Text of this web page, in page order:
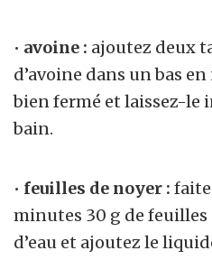
• avoine : ajoutez deux
d’avoine dans un bas
bien fermé et laissez-le
bain.
• feuilles de noyer :
minutes 30 g de feuilles
d’eau et ajoutez le